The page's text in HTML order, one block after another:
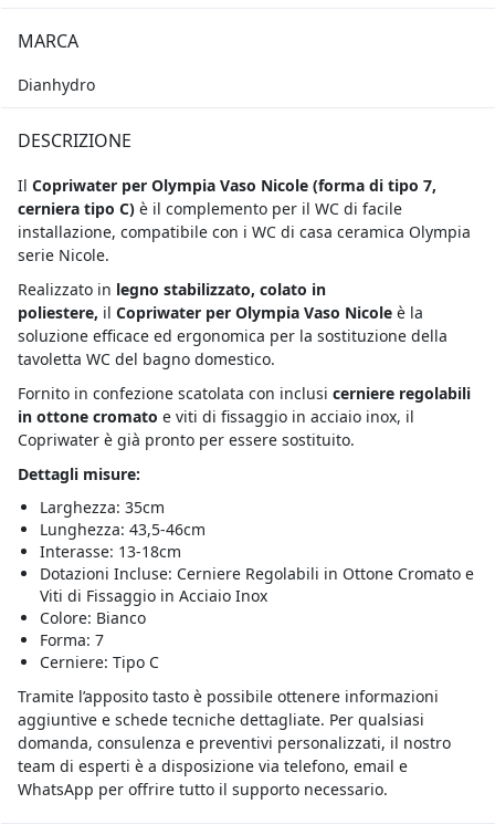
MARCA
Dianhydro
DESCRIZIONE
Il Copriwater per Olympia Vaso Nicole (forma di tipo 7,
cerniera tipo C) è il complemento per il WC di facile
installazione, compatibile con i WC di casa ceramica Olympia
serie Nicole.
Realizzato in legno stabilizzato, colato in
poliestere, il Copriwater per Olympia Vaso Nicoleè la
soluzione efficace ed ergonomica per la sostituzione della
tavoletta WC del bagno domestico.
Fornito in confezione scatolata con inclusi cerniere regolabili
in ottone cromato e viti di fissaggio in acciaio inox, il
Copriwater è già pronto per essere sostituito.
Dettagli misure:
Larghezza: 35cm
Lunghezza: 43,5-46cm
Interasse: 13-18cm
Dotazioni Incluse: Cerniere Regolabili in Ottone Cromato e
Viti di Fissaggio in Acciaio Inox
Colore: Bianco
Forma: 7
Cerniere: Tipo C
Tramite l’apposito tasto è possibile ottenere informazioni
aggiuntive e schede tecniche dettagliate. Per qualsiasi
domanda, consulenza e preventivi personalizzati, il nostro
team di esperti è a disposizione via telefono, email e
WhatsApp per offrire tutto il supporto necessario.